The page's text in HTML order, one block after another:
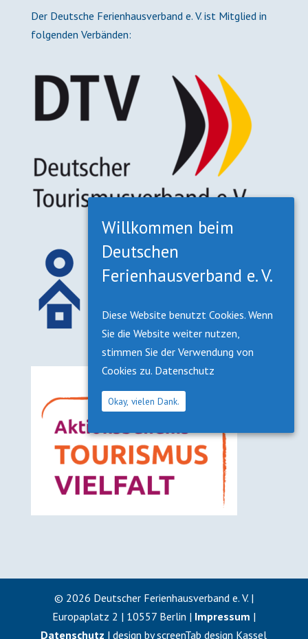
Der Deutsche Ferienhausverband e. V. ist Mitglied in
folgenden Verbänden:
© 2026 Deutscher Ferienhausverband e. V. |
Europaplatz 2 | 10557 Berlin | Impressum |
Datenschutz | design by screenTab design Kassel
Willkommen beim
Deutschen
Ferienhausverband e. V.
Diese Website benutzt Cookies. Wenn
Sie die Website weiter nutzen,
stimmen Sie der Verwendung von
Cookies zu. Datenschutz
Okay, vielen Dank.